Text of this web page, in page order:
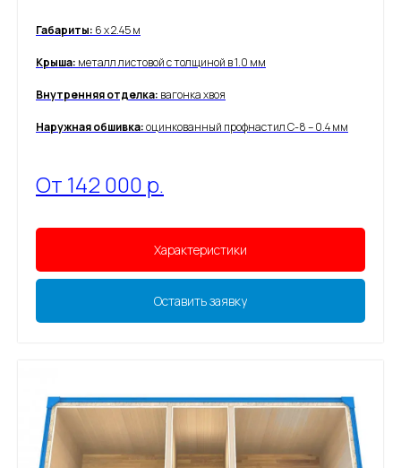
Габариты: 6 х 2.45 м
Крыша: металл листовой с толщиной в 1.0 мм
Внутренняя отделка: вагонка хвоя
Наружная обшивка:оцинкованный профнастил С-8 – 0.4 мм
От 142 000 р.
Характеристики
Оставить заявку